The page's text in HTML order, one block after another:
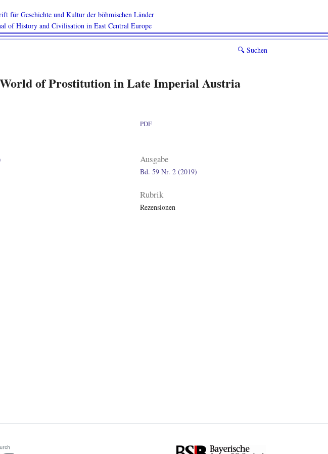
für Geschichte und Kultur der böhmischen Länder
of History and Civilisation in East Central Europe
🔍︎ Suchen
of Prostitution in Late Imperial Austria
PDF
Ausgabe
Bd. 59 Nr. 2 (2019)
Rubrik
Rezensionen